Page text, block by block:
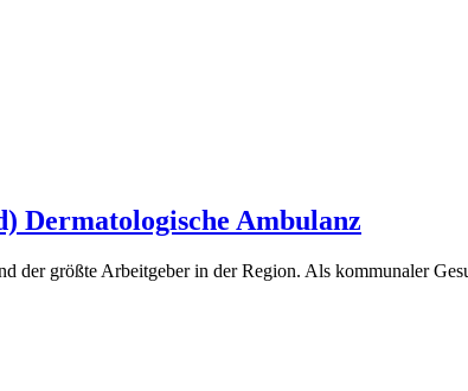
Dermatologische Ambulanz
größte Arbeitgeber in der Region. Als kommunaler